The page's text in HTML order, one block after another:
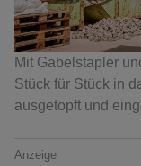
Mit Gabelstapler
Stück für Stück in
ausgetopft und
Anzeige